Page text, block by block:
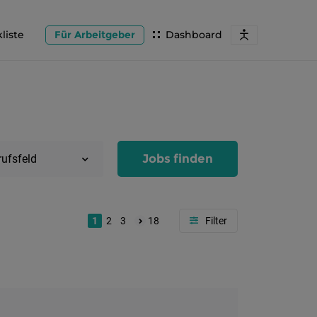
Dashboard
Für Arbeitgeber
Jobs finden
1 2 3 18